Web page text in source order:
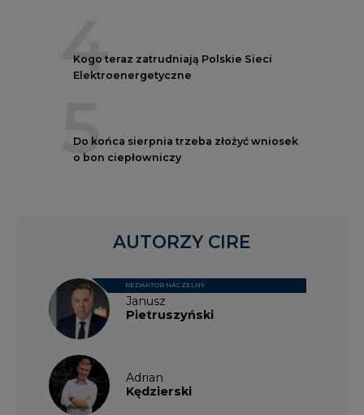
4
Kogo teraz zatrudniają Polskie Sieci
Elektroenergetyczne
5
Do końca sierpnia trzeba złożyć wniosek
o bon ciepłowniczy
Janusz
Pietruszyński
REDAKTOR NACZELNY
Adrian
Kędzierski
AUTORZY CIRE